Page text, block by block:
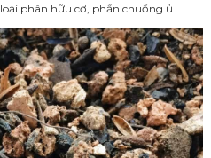
phân hữu cơ, phần chuồng ủ